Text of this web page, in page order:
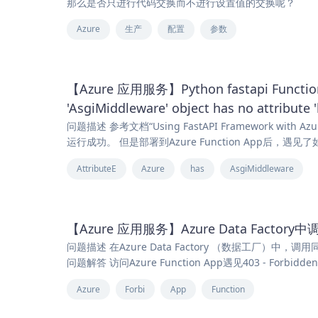
Azure 生产 配置 参数
【Azure 应用服务】Python fastapi
'AsgiMiddleware' object has no attribute
问题描述 参考文档“Using FastAPI Framework with
运行成功。 但是部署到Azure Function App后，遇见了
AttributeE Azure has AsgiMiddleware
【Azure 应用服务】Azure Data Factory
问题描述 在Azure Data Factory （数据工厂）中，调
问题解答 访问Azure Function App遇见403 -
Azure Forbi App Function